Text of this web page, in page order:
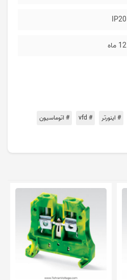
IP20
12 ماه
# اینورتر # vfd
# اتوماسیون